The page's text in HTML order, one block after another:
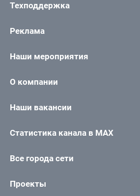
Техподдержка
Реклама
Наши мероприятия
О компании
Наши вакансии
Статистика канала в MAX
Все города сети
Проекты